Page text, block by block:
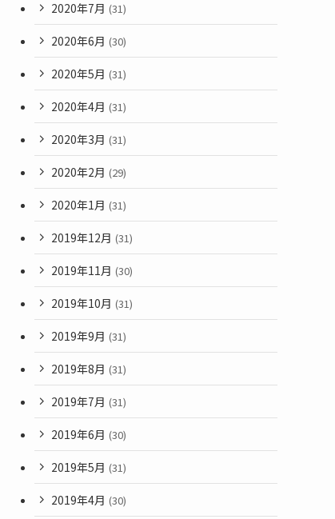
2020年7月 (31)
2020年6月 (30)
2020年5月 (31)
2020年4月 (31)
2020年3月 (31)
2020年2月 (29)
2020年1月 (31)
2019年12月 (31)
2019年11月 (30)
2019年10月 (31)
2019年9月 (31)
2019年8月 (31)
2019年7月 (31)
2019年6月 (30)
2019年5月 (31)
2019年4月 (30)